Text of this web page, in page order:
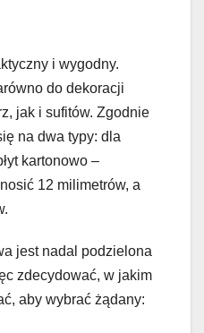
i wygodny.
do dekoracji
jak i sufitów. Zgodnie
na dwa typy: dla
kartonowo –
12 milimetrów, a
jest nadal podzielona
zdecydować, w jakim
aby wybrać żądany: